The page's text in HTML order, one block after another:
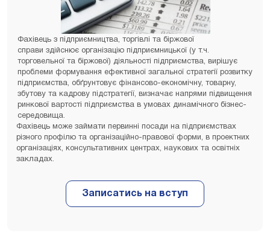
Фахівець з підприємництва, торгівлі та біржової
справи здійснює організацію підприємницької (у т.ч.
торговельної та біржової) діяльності підприємства, вирішує
проблеми формування ефективної загальної стратегії розвитку
підприємства, обґрунтовує фінансово-економічну, товарну,
збутову та кадрову підстратегії, визначає напрями підвищення
ринкової вартості підприємства в умовах динамічного бізнес-
середовища.
Фахівець може займати первинні посади на підприємствах
різного профілю та організаційно-правової форми, в проектних
організаціях, консультативних центрах, наукових та освітніх
закладах.